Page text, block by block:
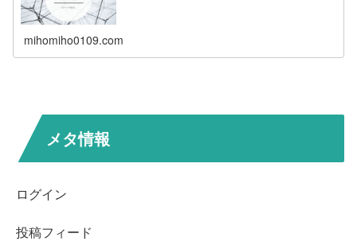
mihomiho0109.com
メタ情報
ログイン
投稿フィード